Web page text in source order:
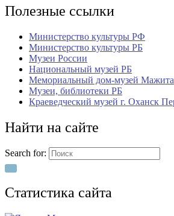
Полезные ссылки
Министерство культуры РФ
Министерство культуры РБ
Музеи России
Национальный музей РБ
Мемориальный дом-музей
Музеи, библиотеки РБ
Краеведческий музей г. Оханск
Найти на сайте
Search for:
Статистика сайта